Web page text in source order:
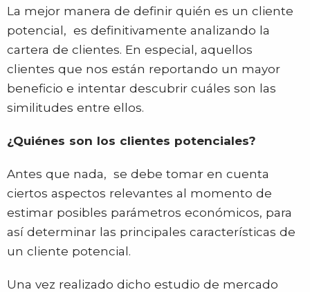
La mejor manera de definir quién es un cliente
potencial, es definitivamente analizando la
cartera de clientes. En especial, aquellos
clientes que nos están reportando un mayor
beneficio e intentar descubrir cuáles son las
similitudes entre ellos.
¿Quiénes son los clientes potenciales?
Antes que nada, se debe tomar en cuenta
ciertos aspectos relevantes al momento de
estimar posibles parámetros económicos, para
así determinar las principales características de
un cliente potencial.
Una vez realizado dicho estudio de mercado